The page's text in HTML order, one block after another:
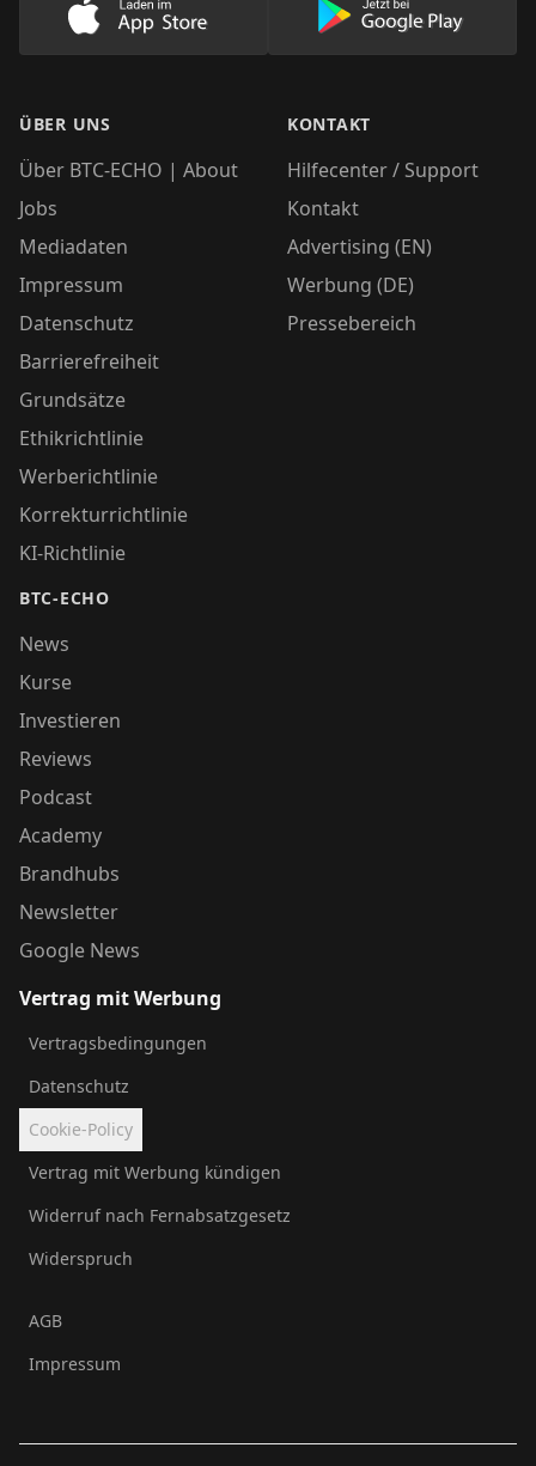
Lade unsere App im AppStore herunter
Lade unsere
ÜBER UNS
Über BTC-ECHO | About
Jobs
Mediadaten
Impressum
Datenschutz
Barrierefreiheit
Grundsätze
Ethikrichtlinie
Werberichtlinie
Korrekturrichtlinie
KI-Richtlinie
BTC-ECHO
News
Kurse
Investieren
Reviews
Podcast
Academy
Brandhubs
Newsletter
Google News
KONTAKT
Hilfecenter / Support
Kontakt
Advertising (EN)
Werbung (DE)
Pressebereich
Vertrag mit Werbung
Vertragsbedingungen
Datenschutz
Cookie-Policy
Vertrag mit Werbung kündigen
Widerruf nach Fernabsatzgesetz
Widerspruch
AGB
Impressum